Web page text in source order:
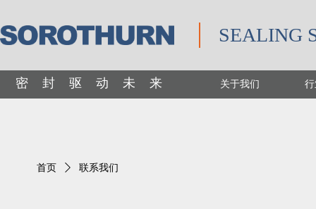
SEALING
关于我们
密 封 驱 动 未 来
首页 ꄲ 联系我们